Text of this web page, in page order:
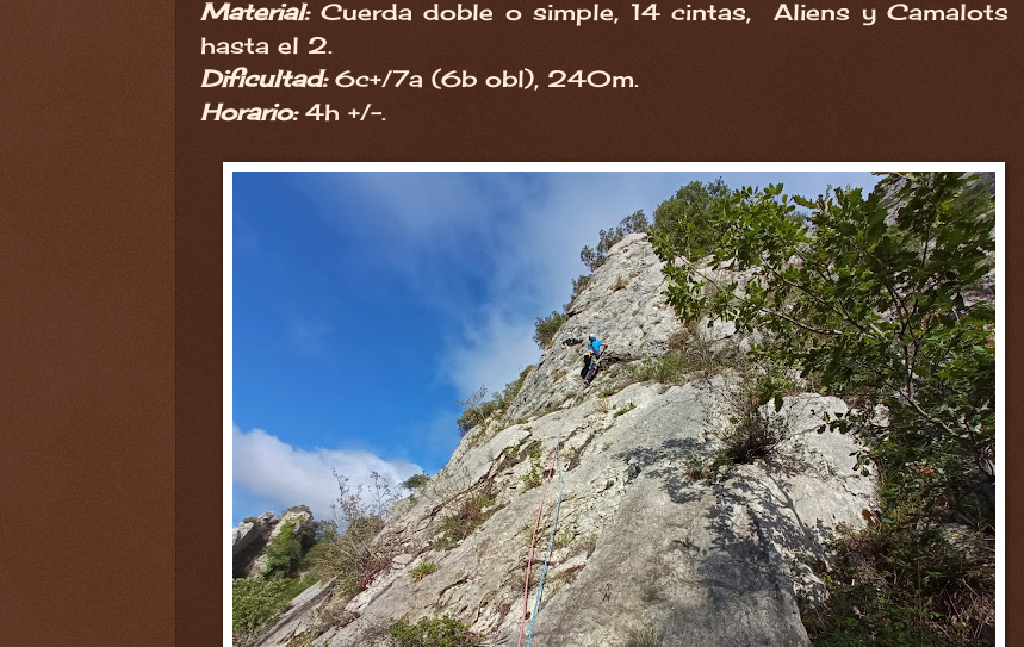
Material: Cuerda doble o simple, 14 cintas, Aliens y Camalots
hasta el 2.
Dificultad:6c+/7a (6b obl), 240m.
Horario:4h +/-.